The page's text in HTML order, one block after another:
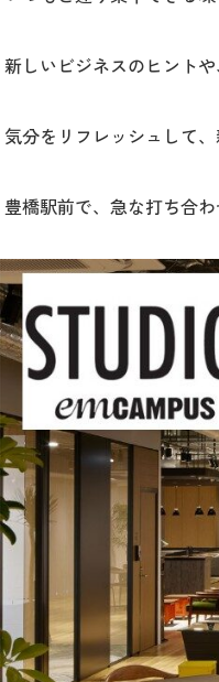
新しいビジネスのヒント
気分をリフレッシュして
豊橋駅前で、急な打ち合